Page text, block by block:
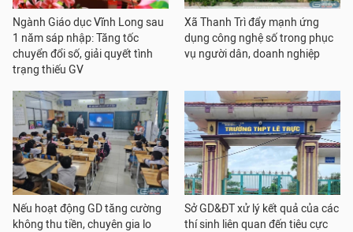
Ngành Giáo dục Vĩnh Long sau
1 năm sáp nhập: Tăng tốc
chuyển đổi số, giải quyết tình
trạng thiếu GV
Xã Thanh Trì đẩy mạnh ứng
dụng công nghệ số trong phục
vụ người dân, doanh nghiệp
Nếu hoạt động GD tăng cường
không thu tiền, chuyên gia lo
Sở GD&ĐT xử lý kết quả của các
thí sinh liên quan đến tiêu cực